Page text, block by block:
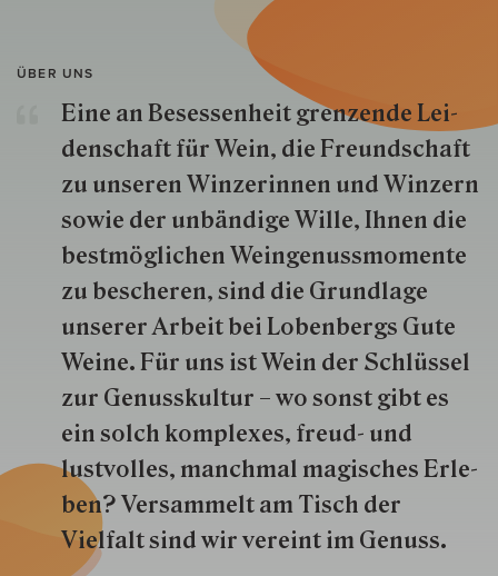
ÜBER UNS
Eine an Besessenheit gren­zende Lei­
den­schaft für Wein, die Freund­schaft
zu unseren Win­zer­innen und Win­zern
so­wie der un­bän­dige Wille, Ihnen die
best­mög­lich­en Wein­genuss­momente
zu besche­ren, sind die Grund­lage
unserer Arbeit bei Lobenbergs Gute
Weine. Für uns ist Wein der Schlüs­sel
zur Genuss­kultur – wo sonst gibt es
ein solch kom­plexes, freud- und
lustvolles, manchmal ma­gisch­es Er­le­
ben? Versammelt am Tisch der
Vielfalt sind wir ver­eint im Genuss.